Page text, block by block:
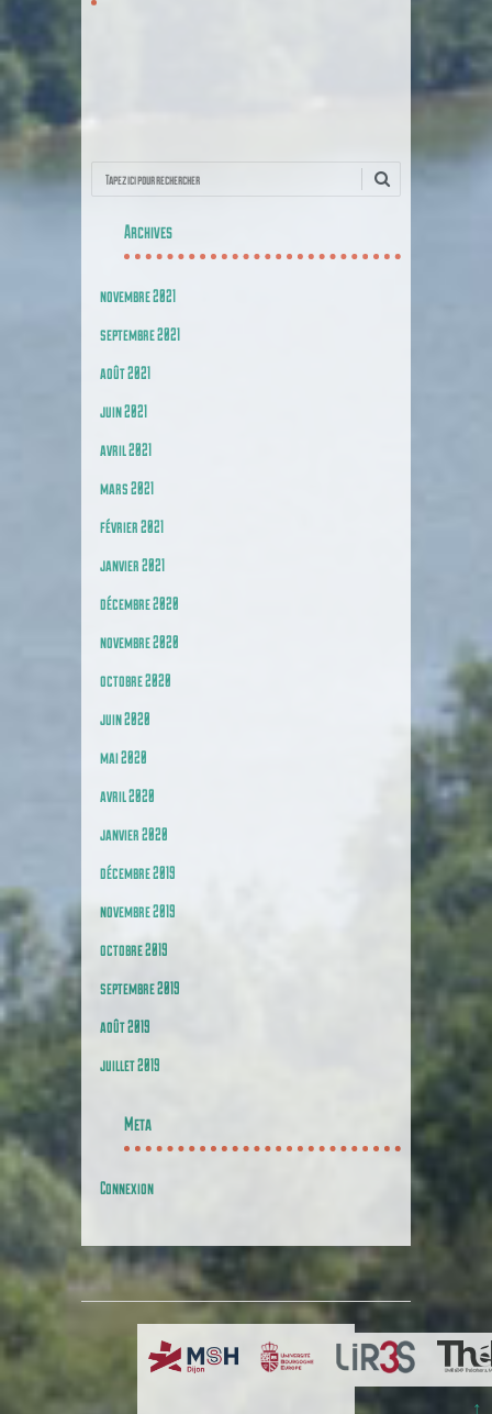
Recherche
Archives
novembre 2021
septembre 2021
août 2021
juin 2021
avril 2021
mars 2021
février 2021
janvier 2021
décembre 2020
novembre 2020
octobre 2020
juin 2020
mai 2020
avril 2020
janvier 2020
décembre 2019
novembre 2019
octobre 2019
septembre 2019
août 2019
juillet 2019
Meta
Connexion
↑